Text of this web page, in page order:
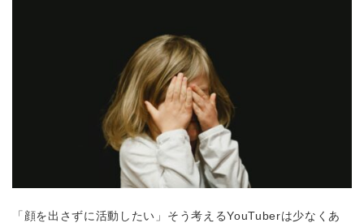
「顔を出さずに活動したい」そう考えるYouTuberは少なくあ